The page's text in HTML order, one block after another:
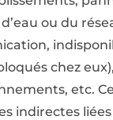
ou du
chez
etc.
indirectes